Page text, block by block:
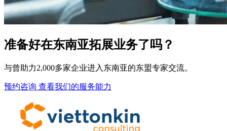
准备好在东南亚拓展业务了吗？
与曾助力2,000多家企业进入东南亚的东盟专家交流。
预约咨询 查看我们的服务能力